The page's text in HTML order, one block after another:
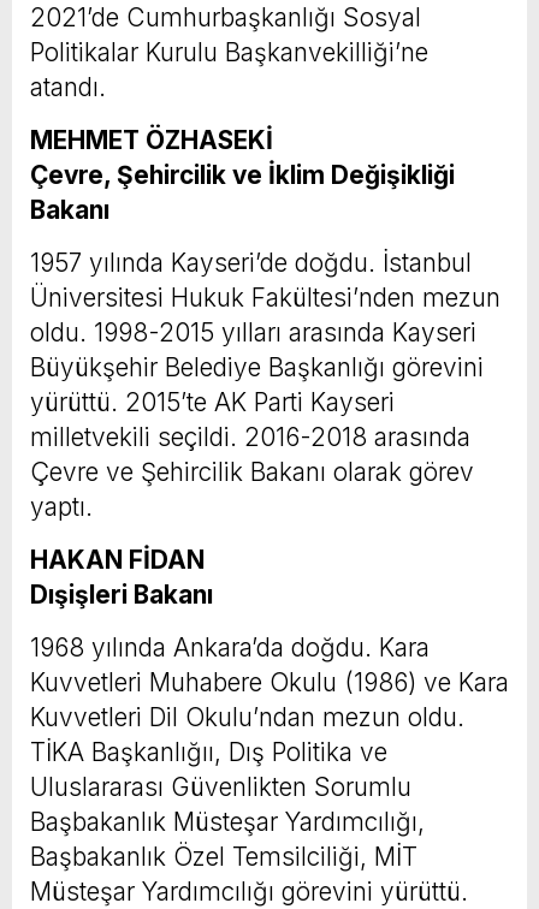
2021’de Cumhurbaşkanlığı Sosyal
Politikalar Kurulu Başkanvekilliği’ne
atandı.
MEHMET ÖZHASEKİ
Çevre, Şehircilik ve İklim Değişikliği
Bakanı
1957 yılında Kayseri’de doğdu. İstanbul
Üniversitesi Hukuk Fakültesi’nden mezun
oldu. 1998-2015 yılları arasında Kayseri
Büyükşehir Belediye Başkanlığı görevini
yürüttü. 2015’te AK Parti Kayseri
milletvekili seçildi. 2016-2018 arasında
Çevre ve Şehircilik Bakanı olarak görev
yaptı.
HAKAN FİDAN
Dışişleri Bakanı
1968 yılında Ankara’da doğdu. Kara
Kuvvetleri Muhabere Okulu (1986) ve Kara
Kuvvetleri Dil Okulu’ndan mezun oldu.
TİKA Başkanlığıı, Dış Politika ve
Uluslararası Güvenlikten Sorumlu
Başbakanlık Müsteşar Yardımcılığı,
Başbakanlık Özel Temsilciliği, MİT
Müsteşar Yardımcılığı görevini yürüttü.